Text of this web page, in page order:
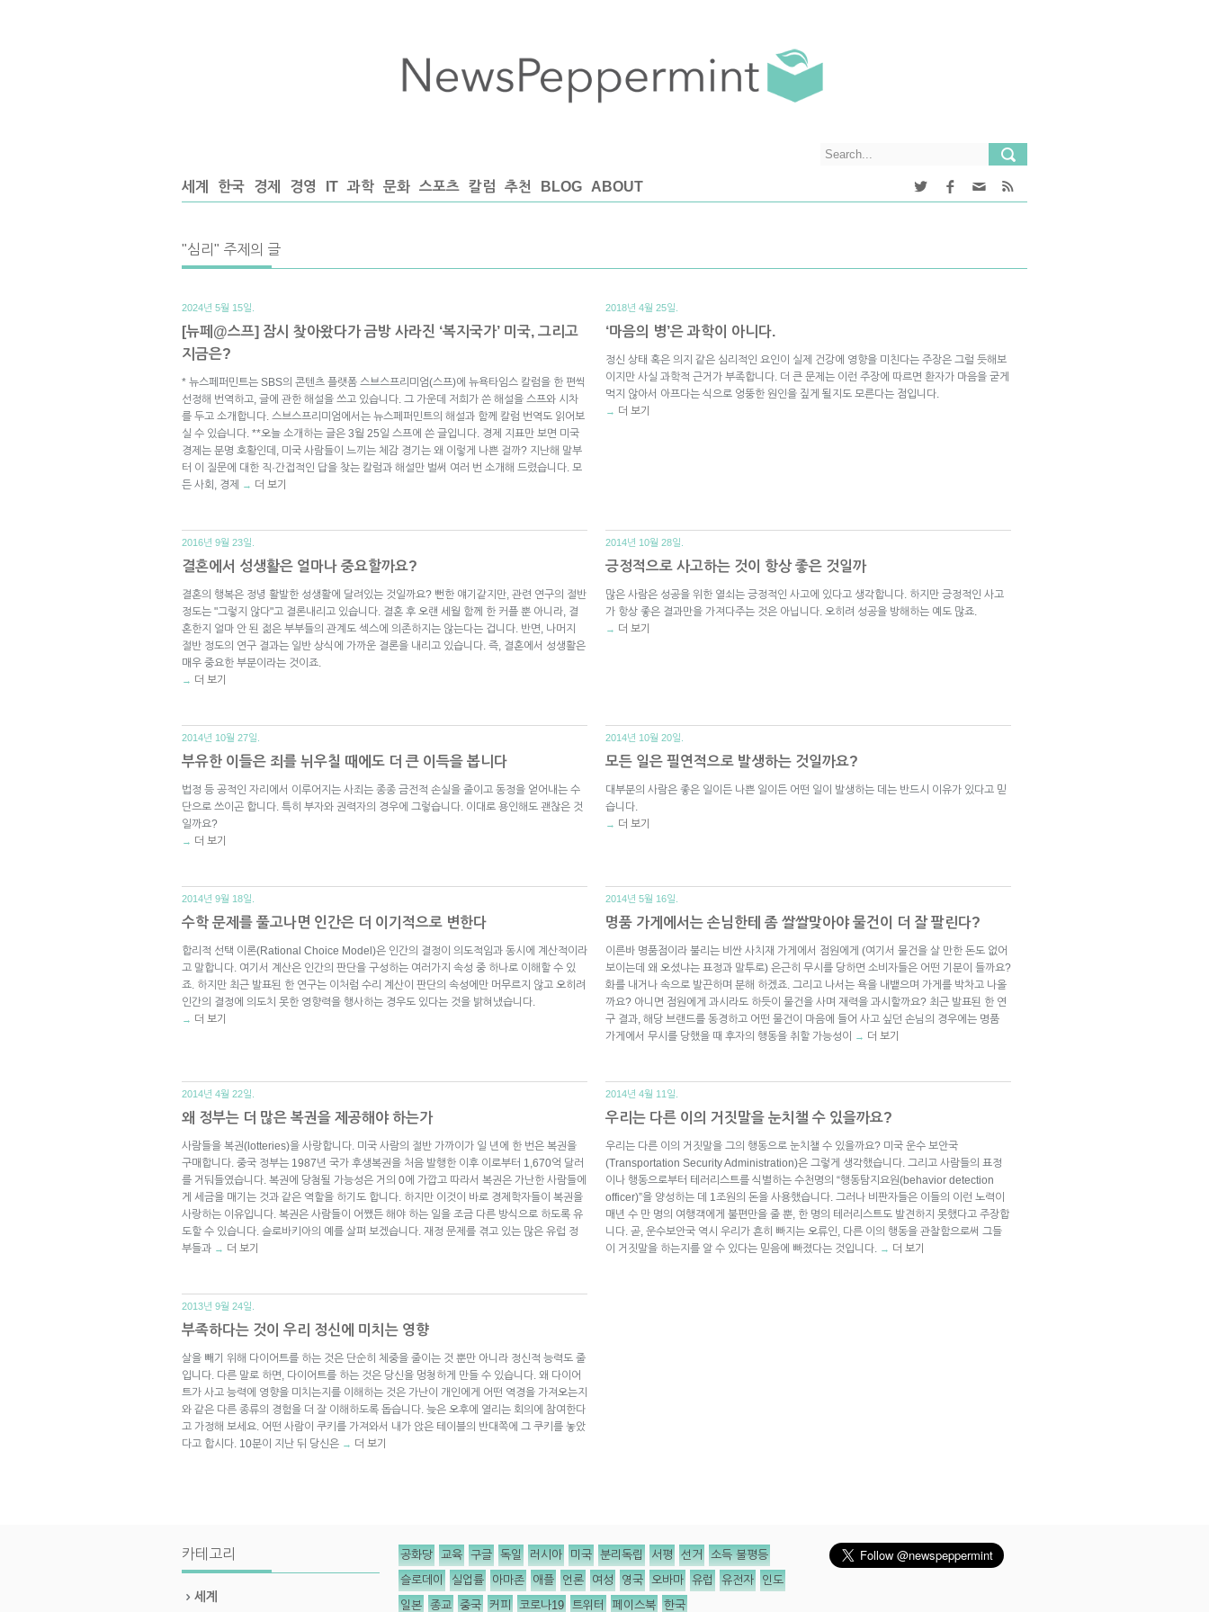
세계 한국 경제 경영 IT 과학 문화 스포츠 칼럼 추천 BLOG ABOUT
"심리" 주제의 글
2024년 5월 15일.
[뉴페@스프] 잠시 찾아왔다가 금방 사라진 ‘복지국가’ 미국, 그리고
지금은?
* 뉴스페퍼민트는 SBS의 콘텐츠 플랫폼 스브스프리미엄(스프)에 뉴욕타임스 칼럼을 한 편씩
선정해 번역하고, 글에 관한 해설을 쓰고 있습니다. 그 가운데 저희가 쓴 해설을 스프와 시차
를 두고 소개합니다. 스브스프리미엄에서는 뉴스페퍼민트의 해설과 함께 칼럼 번역도 읽어보
실 수 있습니다. **오늘 소개하는 글은 3월 25일 스프에 쓴 글입니다. 경제 지표만 보면 미국
경제는 분명 호황인데, 미국 사람들이 느끼는 체감 경기는 왜 이렇게 나쁜 걸까? 지난해 말부
터 이 질문에 대한 직·간접적인 답을 찾는 칼럼과 해설만 벌써 여러 번 소개해 드렸습니다. 모
든 사회, 경제
→ 더 보기
2018년 4월 25일.
‘마음의 병’은 과학이 아니다.
정신 상태 혹은 의지 같은 심리적인 요인이 실제 건강에 영향을 미친다는 주장은 그럴 듯해보
이지만 사실 과학적 근거가 부족합니다. 더 큰 문제는 이런 주장에 따르면 환자가 마음을 굳게
먹지 않아서 아프다는 식으로 엉뚱한 원인을 짚게 될지도 모른다는 점입니다.
→ 더 보기
2016년 9월 23일.
결혼에서 성생활은 얼마나 중요할까요?
결혼의 행복은 정녕 활발한 성생활에 달려있는 것일까요? 뻔한 얘기같지만, 관련 연구의 절반
정도는 "그렇지 않다"고 결론내리고 있습니다. 결혼 후 오랜 세월 함께 한 커플 뿐 아니라, 결
혼한지 얼마 안 된 젊은 부부들의 관계도 섹스에 의존하지는 않는다는 겁니다. 반면, 나머지
절반 정도의 연구 결과는 일반 상식에 가까운 결론을 내리고 있습니다. 즉, 결혼에서 성생활은
매우 중요한 부분이라는 것이죠.
→ 더 보기
2014년 10월 28일.
긍정적으로 사고하는 것이 항상 좋은 것일까
많은 사람은 성공을 위한 열쇠는 긍정적인 사고에 있다고 생각합니다. 하지만 긍정적인 사고
가 항상 좋은 결과만을 가져다주는 것은 아닙니다. 오히려 성공을 방해하는 예도 많죠.
→ 더 보기
2014년 10월 27일.
부유한 이들은 죄를 뉘우칠 때에도 더 큰 이득을 봅니다
법정 등 공적인 자리에서 이루어지는 사죄는 종종 금전적 손실을 줄이고 동정을 얻어내는 수
단으로 쓰이곤 합니다. 특히 부자와 권력자의 경우에 그렇습니다. 이대로 용인해도 괜찮은 것
일까요?
→ 더 보기
2014년 10월 20일.
모든 일은 필연적으로 발생하는 것일까요?
대부분의 사람은 좋은 일이든 나쁜 일이든 어떤 일이 발생하는 데는 반드시 이유가 있다고 믿
습니다.
→ 더 보기
2014년 9월 18일.
수학 문제를 풀고나면 인간은 더 이기적으로 변한다
합리적 선택 이론(Rational Choice Model)은 인간의 결정이 의도적임과 동시에 계산적이라
고 말합니다. 여기서 계산은 인간의 판단을 구성하는 여러가지 속성 중 하나로 이해할 수 있
죠. 하지만 최근 발표된 한 연구는 이처럼 수리 계산이 판단의 속성에만 머무르지 않고 오히려
인간의 결정에 의도치 못한 영향력을 행사하는 경우도 있다는 것을 밝혀냈습니다.
→ 더 보기
2014년 5월 16일.
명품 가게에서는 손님한테 좀 쌀쌀맞아야 물건이 더 잘 팔린다?
이른바 명품점이라 불리는 비싼 사치재 가게에서 점원에게 (여기서 물건을 살 만한 돈도 없어
보이는데 왜 오셨냐는 표정과 말투로) 은근히 무시를 당하면 소비자들은 어떤 기분이 들까요?
화를 내거나 속으로 발끈하며 분해 하겠죠. 그리고 나서는 욕을 내뱉으며 가게를 박차고 나올
까요? 아니면 점원에게 과시라도 하듯이 물건을 사며 재력을 과시할까요? 최근 발표된 한 연
구 결과, 해당 브랜드를 동경하고 어떤 물건이 마음에 들어 사고 싶던 손님의 경우에는 명품
가게에서 무시를 당했을 때 후자의 행동을 취할 가능성이
→ 더 보기
2014년 4월 22일.
왜 정부는 더 많은 복권을 제공해야 하는가
사람들을 복권(lotteries)을 사랑합니다. 미국 사람의 절반 가까이가 일 년에 한 번은 복권을
구매합니다. 중국 정부는 1987년 국가 후생복권을 처음 발행한 이후 이로부터 1,670억 달러
를 거둬들였습니다. 복권에 당첨될 가능성은 거의 0에 가깝고 따라서 복권은 가난한 사람들에
게 세금을 매기는 것과 같은 역할을 하기도 합니다. 하지만 이것이 바로 경제학자들이 복권을
사랑하는 이유입니다. 복권은 사람들이 어쨌든 해야 하는 일을 조금 다른 방식으로 하도록 유
도할 수 있습니다. 슬로바키아의 예를 살펴 보겠습니다. 재정 문제를 겪고 있는 많은 유럽 정
부들과 → 더 보기
2014년 4월 11일.
우리는 다른 이의 거짓말을 눈치챌 수 있을까요?
우리는 다른 이의 거짓말을 그의 행동으로 눈치챌 수 있을까요? 미국 운수 보안국
(Transportation Security Administration)은 그렇게 생각했습니다. 그리고 사람들의 표정
이나 행동으로부터 테러리스트를 식별하는 수천명의 “행동탐지요원(behavior detection
officer)”을 양성하는 데 1조원의 돈을 사용했습니다. 그러나 비판자들은 이들의 이런 노력이
매년 수 만 명의 여행객에게 불편만을 줄 뿐, 한 명의 테러리스트도 발견하지 못했다고 주장합
니다. 곧, 운수보안국 역시 우리가 흔히 빠지는 오류인, 다른 이의 행동을 관찰함으로써 그들
이 거짓말을 하는지를 알 수 있다는 믿음에 빠졌다는 것입니다. → 더 보기
2013년 9월 24일.
부족하다는 것이 우리 정신에 미치는 영향
살을 빼기 위해 다이어트를 하는 것은 단순히 체중을 줄이는 것 뿐만 아니라 정신적 능력도 줄
입니다. 다른 말로 하면, 다이어트를 하는 것은 당신을 멍청하게 만들 수 있습니다. 왜 다이어
트가 사고 능력에 영향을 미치는지를 이해하는 것은 가난이 개인에게 어떤 역경을 가져오는지
와 같은 다른 종류의 경험을 더 잘 이해하도록 돕습니다. 늦은 오후에 열리는 회의에 참여한다
고 가정해 보세요. 어떤 사람이 쿠키를 가져와서 내가 앉은 테이블의 반대쪽에 그 쿠키를 놓았
다고 합시다. 10분이 지난 뒤 당신은 → 더 보기
카테고리
세계
공화당 교육 구글 독일 러시아 미국 분리독립 서평 선거 소득 불평등
슬로데이 실업률 아마존 애플 언론 여성 영국 오바마 유럽 유전자 인도
일본 종교 중국 커피 코로나19 트위터 페이스북 한국